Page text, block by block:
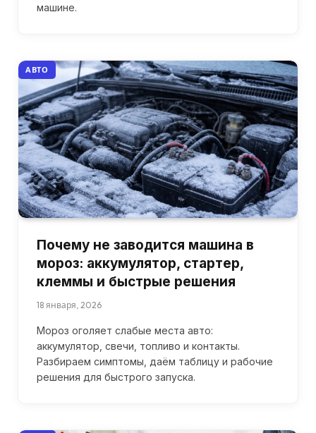
машине.
АВТО
Почему не заводится машина в
мороз: аккумулятор, стартер,
клеммы и быстрые решения
18 января, 2026
Мороз оголяет слабые места авто:
аккумулятор, свечи, топливо и контакты.
Разбираем симптомы, даём таблицу и рабочие
решения для быстрого запуска.